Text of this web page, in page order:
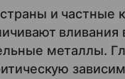
и частные
вливания
металлы.